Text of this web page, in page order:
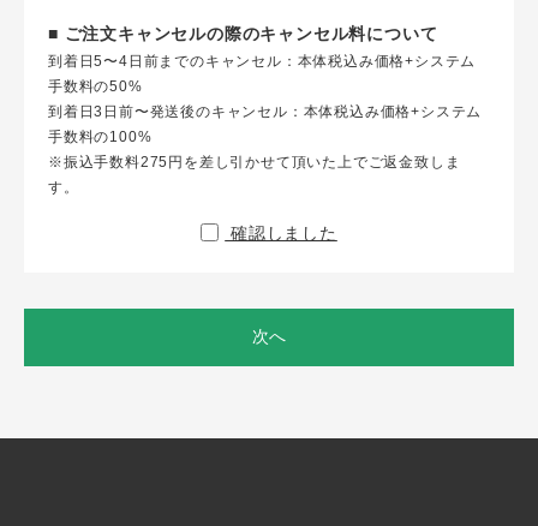
■ ご注文キャンセルの際のキャンセル料について
到着日5〜4日前までのキャンセル：本体税込み価格+システム
手数料の50%
到着日3日前〜発送後のキャンセル：本体税込み価格+システム
手数料の100%
※振込手数料275円を差し引かせて頂いた上でご返金致しま
す。
確認しました
次へ